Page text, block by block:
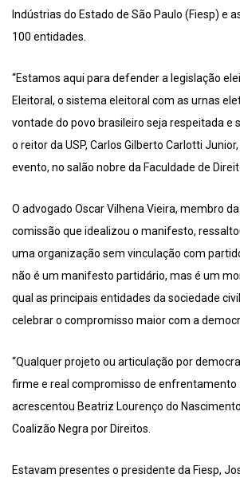
Indústrias do Estado de São Paulo (Fiesp) e
100 entidades.
“Estamos aqui para defender a legislação
Eleitoral, o sistema eleitoral com as urnas
vontade do povo brasileiro seja respeitada e
o reitor da USP, Carlos Gilberto Carlotti
evento, no salão nobre da Faculdade de
O advogado Oscar Vilhena Vieira, membro
comissão que idealizou o manifesto,
uma organização sem vinculação com
não é um manifesto partidário, mas é um
qual as principais entidades da sociedade
celebrar o compromisso maior com a
“Qualquer projeto ou articulação por
firme e real compromisso de enfrentamento
acrescentou Beatriz Lourenço do
Coalizão Negra por Direitos.
Estavam presentes o presidente da Fiesp,